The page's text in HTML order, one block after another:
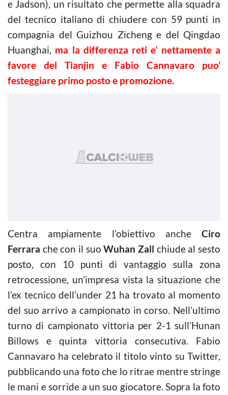
e Jadson), un risultato che permette alla squadra
del tecnico italiano di chiudere con 59 punti in
compagnia del Guizhou Zicheng e del Qingdao
Huanghai, ma la differenza reti e’ nettamente a
favore del Tianjin e Fabio Cannavaro puo’
festeggiare primo posto e promozione.
Centra ampiamente l’obiettivo anche Ciro
Ferrara che con il suoWuhan Zall chiude al sesto
posto, con 10 punti di vantaggio sulla zona
retrocessione, un’impresa vista la situazione che
l’ex tecnico dell’under 21 ha trovato al momento
del suo arrivo a campionato in corso. Nell’ultimo
turno di campionato vittoria per 2-1 sull’Hunan
Billows e quinta vittoria consecutiva. Fabio
Cannavaro ha celebrato il titolo vinto su Twitter,
pubblicando una foto che lo ritrae mentre stringe
le mani e sorride a un suo giocatore. Sopra la foto